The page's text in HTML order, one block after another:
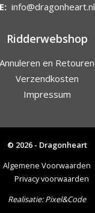
E: info@dragonheart.nl
Ridderwebshop
Annuleren en Retouren
Verzendkosten
Impressum
© 2026 - Dragonheart
Algemene Voorwaarden
Privacy voorwaarden
Realisatie:Pixel&Code